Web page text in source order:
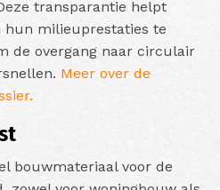
transparantie helpt
hun milieuprestaties te
de overgang naar circulair
Meer over de
bouwmateriaal voor de